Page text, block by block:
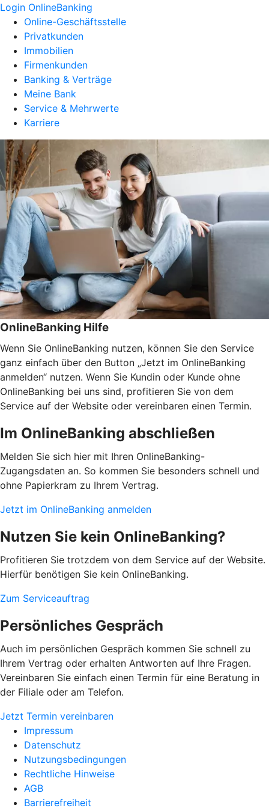
Login OnlineBanking
Online-Geschäftsstelle
Privatkunden
Immobilien
Firmenkunden
Banking & Verträge
Meine Bank
Service & Mehrwerte
Karriere
OnlineBanking Hilfe
Wenn Sie OnlineBanking nutzen, können Sie den Service
ganz einfach über den Button „Jetzt im OnlineBanking
anmelden“ nutzen. Wenn Sie Kundin oder Kunde ohne
OnlineBanking bei uns sind, profitieren Sie von dem
Service auf der Website oder vereinbaren einen Termin.
Im OnlineBanking abschließen
Melden Sie sich hier mit Ihren OnlineBanking-
Zugangsdaten an. So kommen Sie besonders schnell und
ohne Papierkram zu Ihrem Vertrag.
Jetzt im OnlineBanking anmelden
Nutzen Sie kein OnlineBanking?
Profitieren Sie trotzdem von dem Service auf der Website.
Hierfür benötigen Sie kein OnlineBanking.
Zum Serviceauftrag
Persönliches Gespräch
Auch im persönlichen Gespräch kommen Sie schnell zu
Ihrem Vertrag oder erhalten Antworten auf Ihre Fragen.
Vereinbaren Sie einfach einen Termin für eine Beratung in
der Filiale oder am Telefon.
Jetzt Termin vereinbaren
Impressum
Datenschutz
Nutzungsbedingungen
Rechtliche Hinweise
AGB
Barrierefreiheit